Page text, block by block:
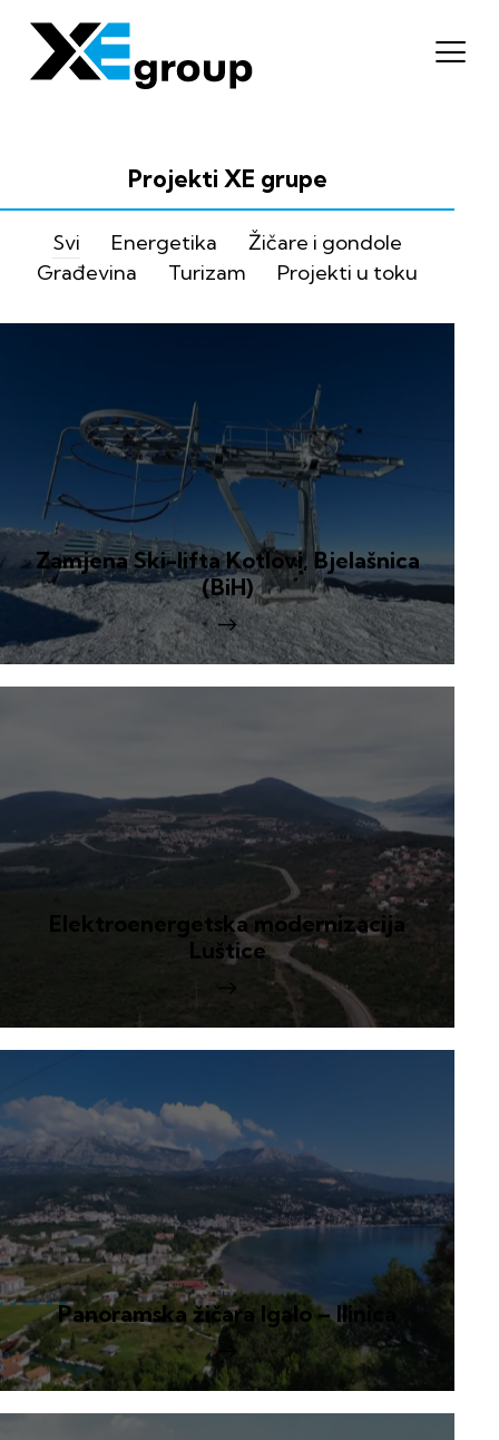
Projekti XE grupe
Svi Energetika
Žičare i gondole
Građevina
Turizam Projekti u toku
Zamjena Ski-lifta Kotlovi, Bjelašnica
(BiH)
Elektroenergetska modernizacija
Luštice
Panoramska žičara Igalo – Ilinica